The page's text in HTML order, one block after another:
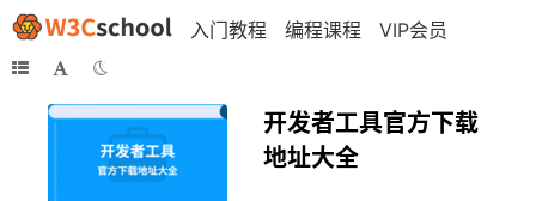
入门教程 编程课程 VIP会员
开发者工具官方下载
地址大全